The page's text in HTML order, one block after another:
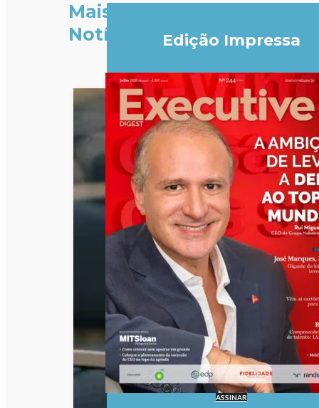
Mais
Notícias
Edição Impressa
ASSINAR